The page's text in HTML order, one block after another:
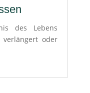
des Lebens
oder